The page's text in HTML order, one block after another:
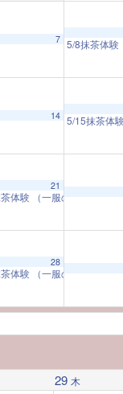
る） 10:00 AM
7 5/8抹茶体験
14 5/15抹茶体
れる）10:00 AM
21
体験 （一服のお茶とと
28
体験 （一服のお茶とと
29 木